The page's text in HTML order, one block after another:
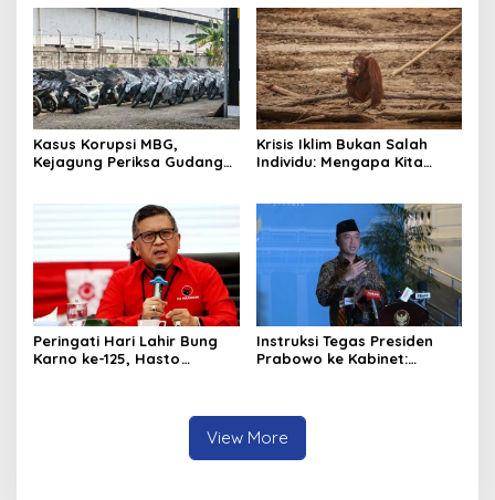
Kasus Korupsi MBG,
Kejagung Periksa Gudang
Krisis Iklim Bukan Salah
Individu: Mengapa Kita
Pribadi”?
Peringati Hari Lahir Bung
Karno ke-125, Hasto
Instruksi Tegas Presiden
Prabowo ke Kabinet:
View More